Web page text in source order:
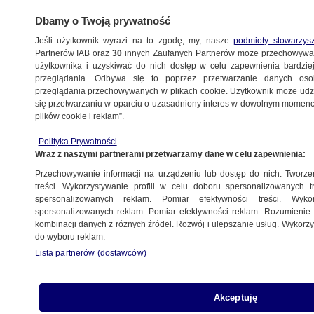
BIZNES
Z KRAJU
Przez manewry z podatkami
29.09.2015, 06:59
Udostępnij
Dbamy o Twoją prywatność
Jeśli użytkownik wyrazi na to zgodę, my, naszepodmioty
Partnerów IAB oraz30 innych Zaufanych Partnerów może
użytkownika i uzyskiwać do nich dostęp w celu zapewnienia
przeglądania. Odbywa się to poprzez przetwarzanie danych
przeglądania przechowywanych w plikach cookie. Użytkownik może
się przetwarzaniu w oparciu o uzasadniony interes w dowolnym
plików cookie i reklam”.
Polityka Prywatności
Wraz z naszymi partnerami przetwarzamy dane w celu zapewnienia:
Przechowywanie informacji na urządzeniu lub dostęp do nich.
treści. Wykorzystywanie profili w celu doboru spersonalizowanych
spersonalizowanych reklam. Pomiar efektywności treści.
spersonalizowanych reklam. Pomiar efektywności reklam.
kombinacji danych z różnych źródeł. Rozwój i ulepszanie usług.
do wyboru reklam.
Lista partnerów (dostawców)
Akceptuję